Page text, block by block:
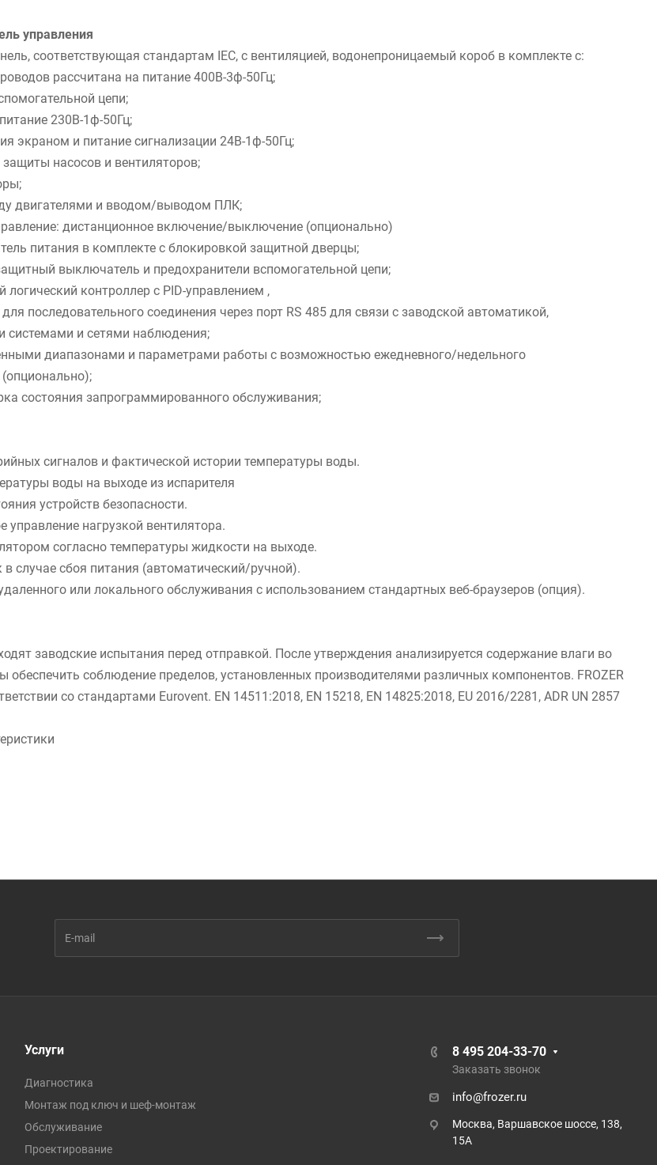
управления
соответствующая стандартам IEC, с вентиляцией, водонепроницаемый короб в комплекте с:
рассчитана на питание 400В-3ф-50Гц;
цепи;
230В-1ф-50Гц;
экраном и питание сигнализации 24В-1ф-50Гц;
насосов и вентиляторов;
двигателями и вводом/выводом ПЛК;
дистанционное включение/выключение (опционально)
питания в комплекте с блокировкой защитной дверцы;
выключатель и предохранители вспомогательной цепи;
контроллер с PID-управлением ,
последовательного соединения через порт RS 485 для связи с заводской автоматикой,
системами и сетями наблюдения;
диапазонами и параметрами работы с возможностью ежедневного/недельного
состояния запрограммированного обслуживания;
сигналов и фактической истории температуры воды.
воды на выходе из испарителя
устройств безопасности.
управление нагрузкой вентилятора.
согласно температуры жидкости на выходе.
случае сбоя питания (автоматический/ручной).
или локального обслуживания с использованием стандартных веб-браузеров (опция).
заводские испытания перед отправкой. После утверждения анализируется содержание влаги во
обеспечить соблюдение пределов, установленных производителями различных компонентов. FROZER
со стандартами Eurovent. EN 14511:2018, EN 15218, EN 14825:2018, EU 2016/2281, ADR UN 2857
Услуги
Диагностика
Монтаж под ключ и шеф-монтаж
Обслуживание
Проектирование
8 495 204-33-70
Заказать звонок
info@frozer.ru
Москва, Варшавское шоссе, 138,
15А